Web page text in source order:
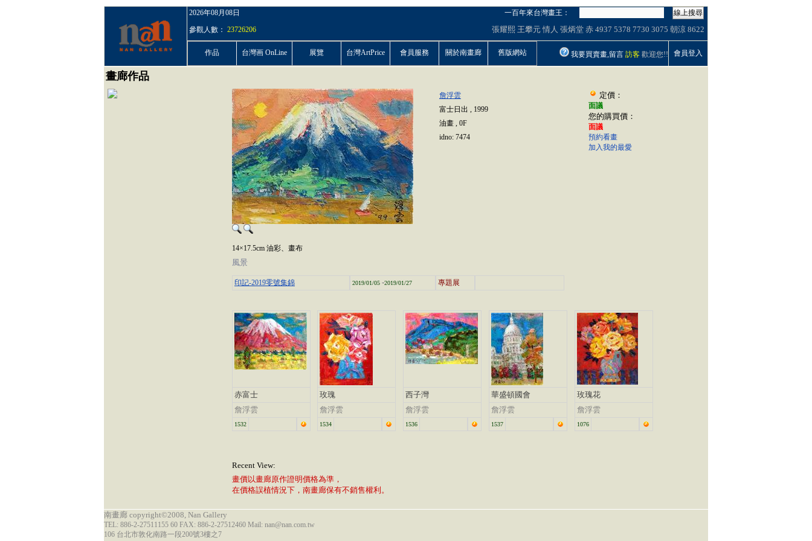
2026年08月08日 一百年來台灣畫王：
線上搜尋
參觀人數： 23726206 張耀熙 王攀元 情人 張炳堂 赤 4937 5378 7730 3075 朝涼 8622
作品 台灣画 OnLine 展覽 台灣ArtPrice 會員服務 關於南畫廊 舊版網站 我要買賣畫,留言 訪客 歡迎您!! 會員登入
畫廊作品
詹浮雲
富士日出 , 1999
油畫 , 0F
idno: 7474
定價：
面議
您的購買價：
面議
預約看畫
加入我的最愛
14×17.5cm 油彩、畫布
風景
印記-2019零號集錦 2019/01/05 -2019/01/27 專題展
赤富士
詹浮雲
1532
玫瑰
詹浮雲
1534
西子灣
詹浮雲
1536
華盛頓國會
詹浮雲
1537
玫瑰花
詹浮雲
1076
Recent View:
畫價以畫廊原作證明價格為準，
在價格誤植情況下，南畫廊保有不銷售權利。
南畫廊 copyright©2008, Nan Gallery
TEL: 886-2-27511155 60 FAX: 886-2-27512460 Mail: nan@nan.com.tw
106 台北市敦化南路一段200號3樓之7